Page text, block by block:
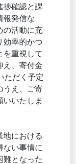
捗確認と課
報発信な
の活動に充
効率的かつ
を重視して
え、寄付金
ただく予定
うえ、ご寄
いたしま
地における
ない事情に
難となった